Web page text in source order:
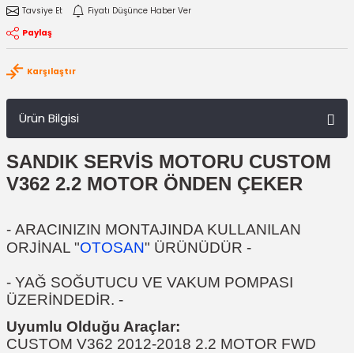
Tavsiye Et
Fiyatı Düşünce Haber Ver
Paylaş
Karşılaştır
Ürün Bilgisi
SANDIK SERVİS MOTORU CUSTOM
V362 2.2 MOTOR ÖNDEN ÇEKER
- ARACINIZIN MONTAJINDA KULLANILAN
ORJİNAL "OTOSAN" ÜRÜNÜDÜR -
- YAĞ SOĞUTUCU VE VAKUM POMPASI
ÜZERİNDEDİR. -
Uyumlu Olduğu Araçlar:
CUSTOM V362 2012-2018 2.2 MOTOR FWD